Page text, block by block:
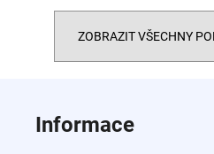
ZOBRAZIT VŠECHNY
Informace